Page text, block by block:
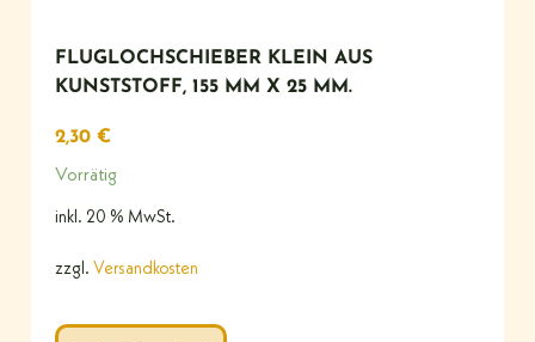
FLUGLOCHSCHIEBER KLEIN AUS
KUNSTSTOFF, 155 MM X 25 MM.
2,30 €
Vorrätig
inkl. 20 % MwSt.
zzgl. Versandkosten